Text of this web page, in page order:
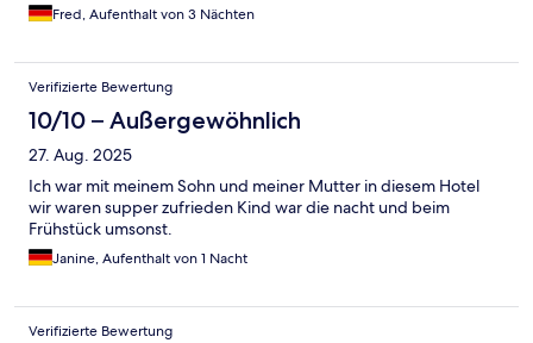
Fred, Aufenthalt von 3 Nächten
Verifizierte Bewertung
10/10 – Außergewöhnlich
27. Aug. 2025
Ich war mit meinem Sohn und meiner Mutter in diesem Hotel
wir waren supper zufrieden Kind war die nacht und beim
Frühstück umsonst.
Janine, Aufenthalt von 1 Nacht
Verifizierte Bewertung